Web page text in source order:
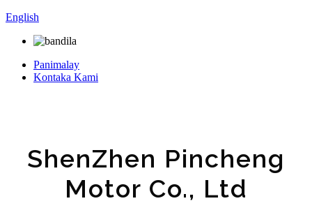
English
Panimalay
Kontaka Kami
ShenZhen Pincheng
Motor Co., Ltd